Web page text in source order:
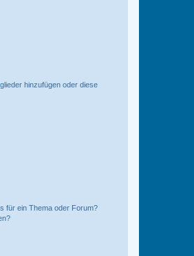
hinzufügen oder diese
für ein Thema oder Forum?